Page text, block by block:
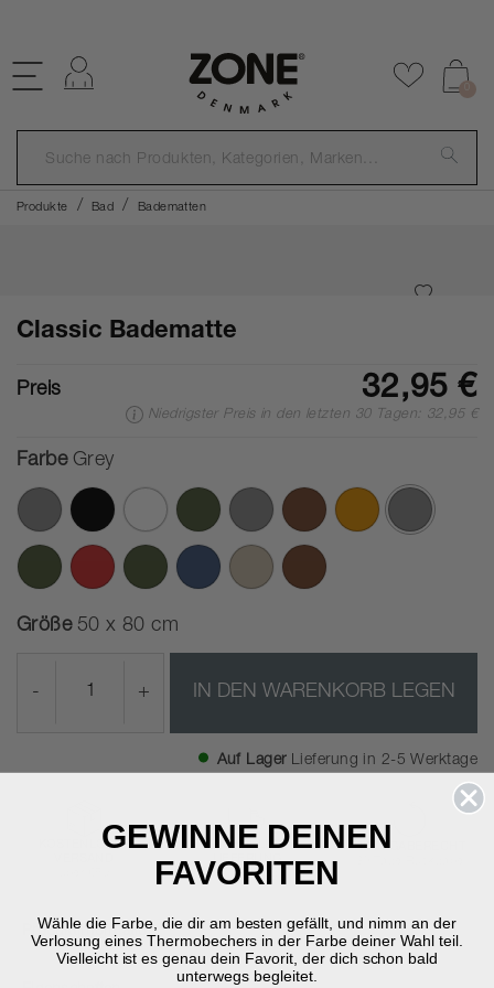
Zu
Produkte Bad Badematten
Classic Badematte
Preis 32,95 €
Niedrigster Preis in den letzten 30 Tagen: 32,95 €
Farbe Grey
Größe 50 x 80 cm
- + IN DEN WARENKORB LEGEN
Auf Lager Lieferung in 2-5 Werktage
KOSTENLOSER
SCHNELLE
LIEFERUNG
2-5 Werktage
RÜCKGABERECHT
Produktinformation
GEWINNE DEINEN
FAVORITEN
Wähle die Farbe, die dir am besten gefällt, und nimm an der
Verlosung eines Thermobechers in der Farbe deiner Wahl teil.
Vielleicht ist es genau dein Favorit, der dich schon bald
unterwegs begleitet.